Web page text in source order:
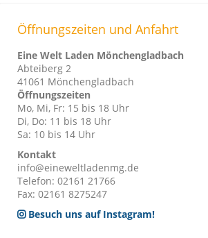
Öffnungszeiten und Anfahrt
Eine Welt Laden Mönchengladbach
Abteiberg 2
41061 Mönchengladbach
Öffnungszeiten
Mo, Mi, Fr: 15 bis 18 Uhr
Di, Do: 11 bis 18 Uhr
Sa: 10 bis 14 Uhr
Kontakt
info@eineweltladenmg.de
Telefon: 02161 21766
Fax: 02161 8275247
Besuch uns auf Instagram!